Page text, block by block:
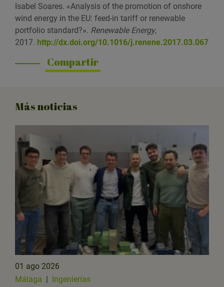
Isabel Soares. «Analysis of the promotion of onshore
wind energy in the EU: feed-in tariff or renewable
portfolio standard?». Renewable Energy,
2017. http://dx.doi.org/10.1016/j.renene.2017.03.067
Compartir
Más noticias
01 ago 2026
Málaga | Ingenierías